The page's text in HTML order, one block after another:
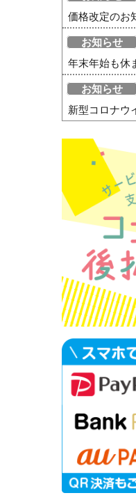
価格改定のお
お知らせ
年末年始も休
お知らせ
新型コロナウ